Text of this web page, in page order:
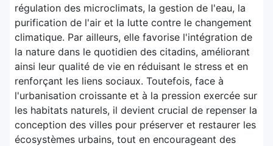
régulation des microclimats, la gestion de l'eau, la
purification de l'air et la lutte contre le changement
climatique. Par ailleurs, elle favorise l'intégration de
la nature dans le quotidien des citadins, améliorant
ainsi leur qualité de vie en réduisant le stress et en
renforçant les liens sociaux. Toutefois, face à
l'urbanisation croissante et à la pression exercée sur
les habitats naturels, il devient crucial de repenser la
conception des villes pour préserver et restaurer les
écosystèmes urbains, tout en encourageant des